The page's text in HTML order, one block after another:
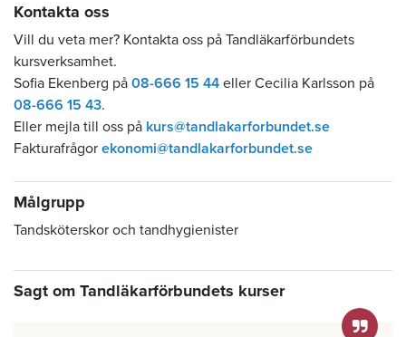
Kontakta oss
Vill du veta mer? Kontakta oss på Tandläkarförbundets
kursverksamhet.
Sofia Ekenberg på 08-666 15 44 eller Cecilia Karlsson på
08-666 15 43.
Eller mejla till oss på kurs@tandlakarforbundet.se
Fakturafrågor ekonomi@tandlakarforbundet.se
Målgrupp
Tandsköterskor och tandhygienister
Sagt om Tandläkarförbundets kurser